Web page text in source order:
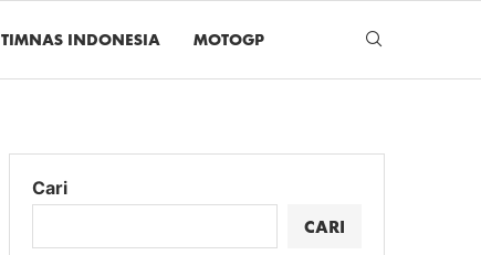
TIMNAS INDONESIA MOTOGP
Cari
CARI